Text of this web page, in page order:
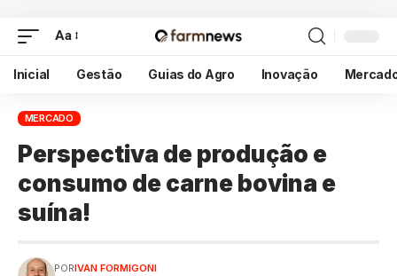
Aa
Inicial Gestão Guias do Agro Inovação
MERCADO
Perspectiva de produção e
consumo de carne bovina e
suína!
PORIVAN FORMIGONI